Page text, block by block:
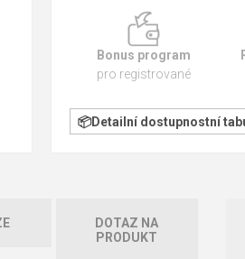
Bonus program
pro registrované
Detailní dostupnostní
DOTAZ NA
PRODUKT